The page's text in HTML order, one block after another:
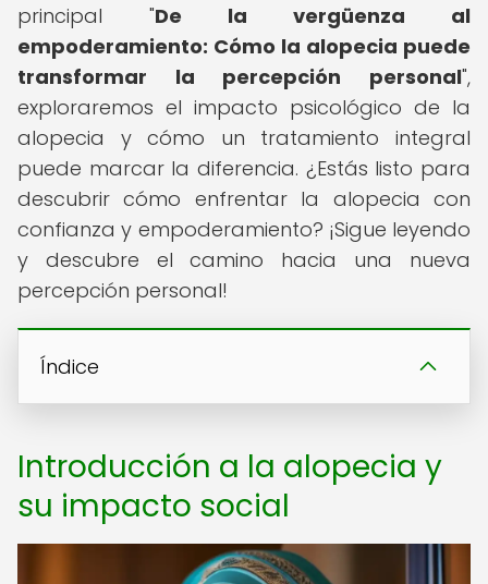
principal "De la vergüenza al
empoderamiento: Cómo la alopecia puede
transformar la percepción personal",
exploraremos el impacto psicológico de la
alopecia y cómo un tratamiento integral
puede marcar la diferencia. ¿Estás listo para
descubrir cómo enfrentar la alopecia con
confianza y empoderamiento? ¡Sigue leyendo
y descubre el camino hacia una nueva
percepción personal!
Índice
Introducción a la alopecia y
su impacto social